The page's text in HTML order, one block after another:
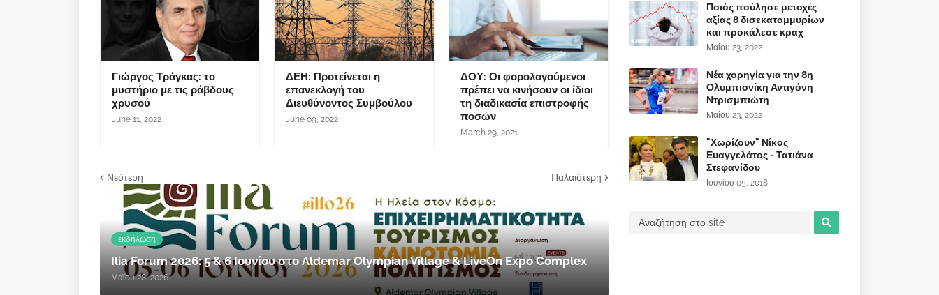
Γιώργος Τράγκας: το
μυστήριο με τις ράβδους
χρυσού
June 11, 2022
ΔΕΗ: Προτείνεται η
επανεκλογή του
Διευθύνοντος Συμβούλου
June 09, 2022
ΔΟΥ: Οι φορολογούμενοι
πρέπει να κινήσουν οι ίδιοι
τη διαδικασία επιστροφής
ποσών
March 29, 2021
Νεότερη Παλαιότερη
εκδήλωση
Ilia Forum 2026: 5 & 6 Ιουνίου στο Aldemar Olympian Village & LiveOn Expo Complex
Μαΐου 28, 2026
Ποιός πούλησε μετοχές
αξίας 8 δισεκατομμυρίων
και προκάλεσε κραχ
Μαΐου 23, 2022
Νέα χορηγία για την 8η
Ολυμπιονίκη Αντιγόνη
Ντρισμπιώτη
Μαΐου 23, 2022
"Χωρίζουν" Νίκος
Ευαγγελάτος - Τατιάνα
Στεφανίδου
Ιουνίου 05, 2018